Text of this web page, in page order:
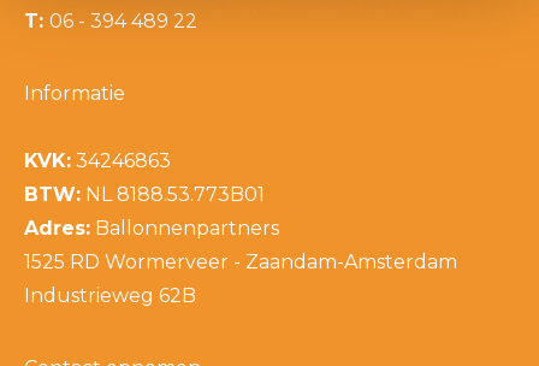
T: 06 - 394 489 22
Informatie
KVK: 34246863
BTW: NL 8188.53.773B01
Adres: Ballonnenpartners
1525 RD Wormerveer - Zaandam-Amsterdam
Industrieweg 62B